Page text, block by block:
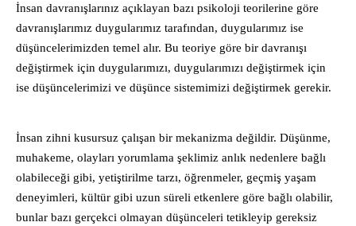
İnsan davranışlarınız açıklayan bazı psikoloji teorilerine göre
davranışlarımız duygularımız tarafından, duygularımız ise
düşüncelerimizden temel alır. Bu teoriye göre bir davranışı
değiştirmek için duygularımızı, duygularımızı değiştirmek için
ise düşüncelerimizi ve düşünce sistemimizi değiştirmek gerekir.
İnsan zihni kusursuz çalışan bir mekanizma değildir. Düşünme,
muhakeme, olayları yorumlama şeklimiz anlık nedenlere bağlı
olabileceği gibi, yetiştirilme tarzı, öğrenmeler, geçmiş yaşam
deneyimleri, kültür gibi uzun süreli etkenlere göre bağlı olabilir,
bunlar bazı gerçekci olmayan düşünceleri tetikleyip gereksiz